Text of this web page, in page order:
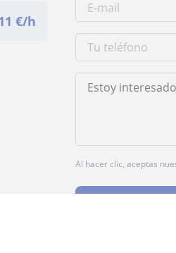
€/h
Al hacer clic, aceptas